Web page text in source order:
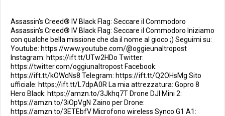
Assassin's Creed® IV Black Flag: Seccare il Commodoro
Assassin's Creed® IV Black Flag: Seccare il Commodoro Iniziamo
con qualche bella missione che da il nome al gioco ;) Seguimi su:
Youtube: https://www.youtube.com/@oggieunaltropost
Instagram: https://ift.tt/UTw2HDo Twitter:
https://twitter.com/oggiunaltropost Facebook:
https://ift.tt/kOWcNs8 Telegram: https://ift.tt/Q2OHsMg Sito
ufficiale: https://ift.tt/L7dpA0R La mia attrezzatura: Gopro 8
Hero Black: https://amzn.to/3Jkhq7T Drone DJI Mini 2:
https://amzn.to/3iOpVgN Zaino per Drone:
https://amzn.to/3ETEbfV Microfono wireless Synco G1 A1: